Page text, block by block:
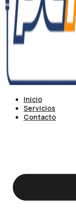
Inicio
Servicios
Contacto